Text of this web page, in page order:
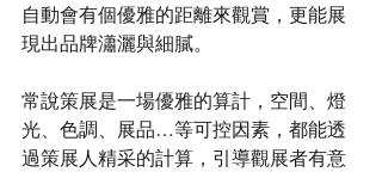
自動會有個優雅的距離來觀賞，更能展
現出品牌瀟灑與細膩。
常說策展是一場優雅的算計，空間、燈
光、色調、展品…等可控因素，都能透
過策展人精采的計算，引導觀展者有意